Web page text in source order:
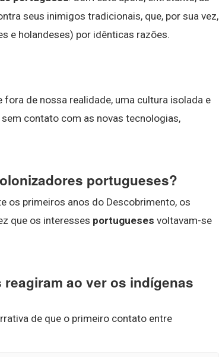
seus inimigos tradicionais, que, por sua vez,
e holandeses) por idênticas razões.
de nossa realidade, uma cultura isolada e
contato com as novas tecnologias,
portugueses?
os primeiros anos do Descobrimento, os
que os interesses portugueses voltavam-se
ao ver os indígenas
de que o primeiro contato entre